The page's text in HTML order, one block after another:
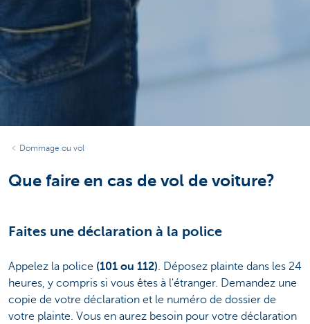
Dommage ou vol
Que faire en cas de vol de voiture?
Faites une déclaration à la police
Appelez la police (101 ou 112). Déposez plainte dans les 24
heures, y compris si vous êtes à l'étranger. Demandez une
copie de votre déclaration et le numéro de dossier de
votre plainte. Vous en aurez besoin pour votre déclaration